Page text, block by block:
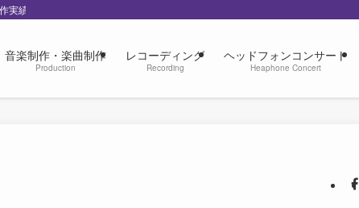
実績
音楽制作・楽曲制作
Production
レコーディング
Recording
ヘッドフォンコンサート
Heaphone Concert